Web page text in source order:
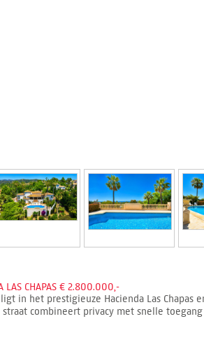
LAS CHAPAS € 2.800.000,-
in het prestigieuze Hacienda Las Chapas
combineert privacy met snelle